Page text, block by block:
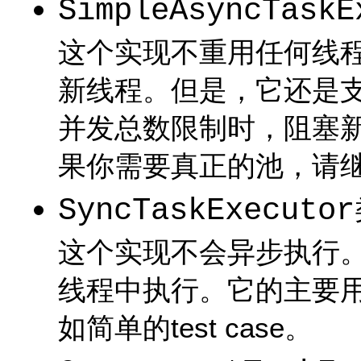
这个实现不重用任何线
新线程。但是，它还是
并发总数限制时，阻塞
果你需要真正的池，请
SyncTaskExecutor
这个实现不会异步执行
线程中执行。它的主要
如简单的test case。